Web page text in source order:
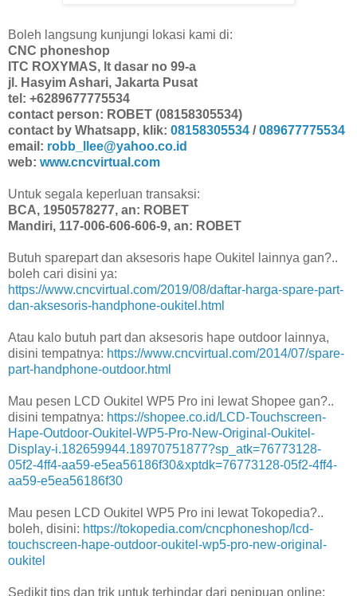
Boleh langsung kunjungi lokasi kami di:
CNC phoneshop
ITC ROXYMAS, lt dasar no 99-a
jl. Hasyim Ashari, Jakarta Pusat
tel: +6289677775534
contact person: ROBET (08158305534)
contact by Whatsapp, klik: 08158305534 /089677775534
email: robb_llee@yahoo.co.id
web: www.cncvirtual.com
Untuk segala keperluan transaksi:
BCA, 1950578277, an: ROBET
Mandiri, 117-006-606-606-9, an: ROBET
Butuh sparepart dan aksesoris hape Oukitel lainnya gan?..
boleh cari disini ya:
https://www.cncvirtual.com/2019/08/daftar-harga-spare-part-
dan-aksesoris-handphone-oukitel.html
Atau kalo butuh part dan aksesoris hape outdoor lainnya,
disini tempatnya: https://www.cncvirtual.com/2014/07/spare-
part-handphone-outdoor.html
Mau pesen LCD Oukitel WP5 Pro ini lewat Shopee gan?..
disini tempatnya: https://shopee.co.id/LCD-Touchscreen-
Hape-Outdoor-Oukitel-WP5-Pro-New-Original-Oukitel-
Display-i.182659944.18970751877?sp_atk=76773128-
05f2-4ff4-aa59-e5ea56186f30&xptdk=76773128-05f2-4ff4-
aa59-e5ea56186f30
Mau pesen LCD Oukitel WP5 Pro ini lewat Tokopedia?..
boleh, disini: https://tokopedia.com/cncphoneshop/lcd-
touchscreen-hape-outdoor-oukitel-wp5-pro-new-original-
oukitel
Sedikit tips dan trik untuk terhindar dari penipuan online: